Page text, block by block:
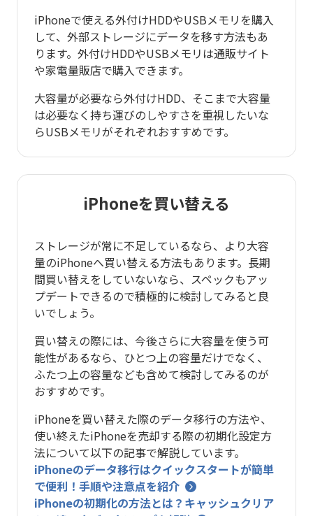
iPhoneで使える外付けHDDやUSBメモリを購入
して、外部ストレージにデータを移す方法もあ
ります。外付けHDDやUSBメモリは通販サイト
や家電量販店で購入できます。
大容量が必要なら外付けHDD、そこまで大容量
は必要なく持ち運びのしやすさを重視したいな
らUSBメモリがそれぞれおすすめです。
iPhoneを買い替える
ストレージが常に不足しているなら、より大容
量のiPhoneへ買い替える方法もあります。長期
間買い替えをしていないなら、スペックもアッ
プデートできるので積極的に検討してみると良
いでしょう。
買い替えの際には、今後さらに大容量を使う可
能性があるなら、ひとつ上の容量だけでなく、
ふたつ上の容量なども含めて検討してみるのが
おすすめです。
iPhoneを買い替えた際のデータ移行の方法や、
使い終えたiPhoneを売却する際の初期化設定方
法について以下の記事で解説しています。
iPhoneのデータ移行はクイックスタートが簡単
で便利！手順や注意点を紹介
iPhoneの初期化の方法とは？キャッシュクリア